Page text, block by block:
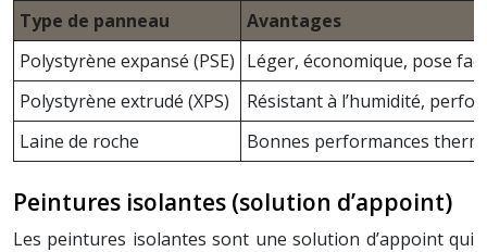
Type de panneau
Avantages
Polystyrène expansé (PSE) Léger, économique, pose
Polystyrène extrudé (XPS)
Résistant à l’humidité,
Laine de roche
Bonnes performances
Peintures isolantes (solution d’appoint)
Les peintures isolantes sont une solution d’appoint qui